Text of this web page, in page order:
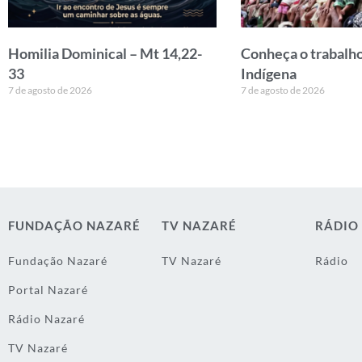
Homilia Dominical – Mt 14,22-
33
7 de agosto de 2026
Conheça o
Indígena
7 de agosto de 2026
FUNDAÇÃO NAZARÉ
Fundação Nazaré
Portal Nazaré
Rádio Nazaré
TV Nazaré
TV NAZARÉ
TV Nazaré
RÁDIO
Rádio